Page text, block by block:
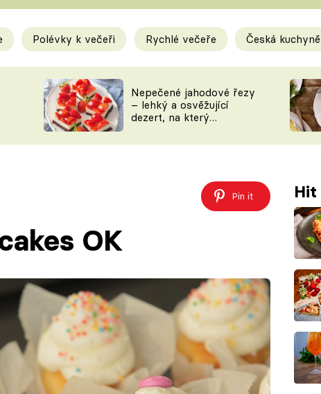
Tipy a triky
KAM ZA JÍDLEM
VYCHYTÁVKY
Novinky
ČASOPIS
Polévky k večeři Rychlé večeře Česká kuchyně
Nepečené jahodové řezy
– lehký a osvěžující
dezert, na který
Pin it Hit
OK